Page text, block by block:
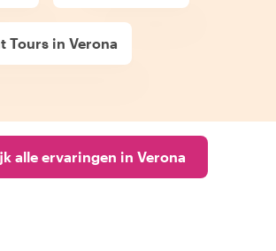
Tours in Verona
alle ervaringen in Verona